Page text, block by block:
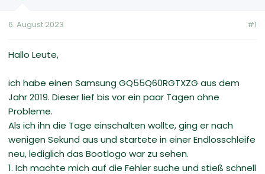
e
t
m
6. August 2023 #1
Hallo Leute,
ich habe einen Samsung GQ55Q60RGTXZG aus dem
Jahr 2019. Dieser lief bis vor ein paar Tagen ohne
Probleme.
Als ich ihn die Tage einschalten wollte, ging er nach
wenigen Sekund aus und startete in einer Endlosschleife
neu, lediglich das Bootlogo war zu sehen.
1. Ich machte mich auf die Fehler suche und stieß schnell